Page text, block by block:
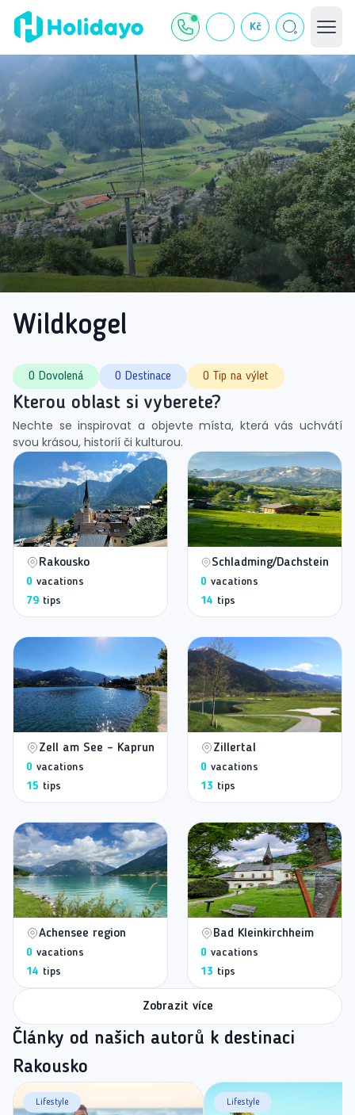
Kč
Wildkogel
0 Dovolená 0 Destinace 0 Tip na výlet
Kterou oblast si vyberete?
Nechte se inspirovat a objevte místa, která vás uchvátí
svou krásou, historií či kulturou.
Rakousko
0 vacations
79 tips
Schladming/Dachstein
0 vacations
14 tips
Zell am See - Kaprun
0 vacations
15 tips
Zillertal
0 vacations
13 tips
Achensee region
0 vacations
14 tips
Bad Kleinkirchheim
0 vacations
13 tips
Zobrazit více
Články od našich autorů k destinaci
Rakousko
Lifestyle Lifestyle